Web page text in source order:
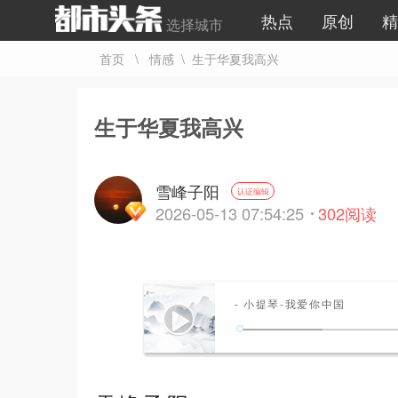
选择城市 热点 原创
首页 \ 情感 \ 生于华夏我高兴
生于华夏我高兴
雪峰子阳 认证编辑
2026-05-13 07:54:25 302阅读
- 小提琴-我爱你中国